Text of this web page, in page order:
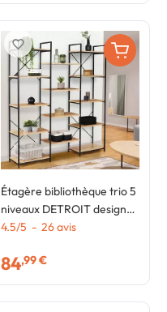
Étagère bibliothèque trio 5
niveaux DETROIT design
industriel 170 cm
4.5/5 - 26avis
84,99 €
favorite_border